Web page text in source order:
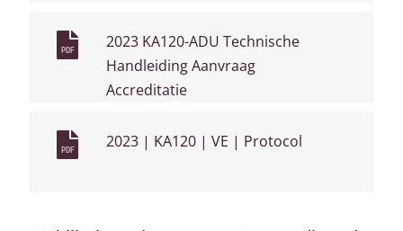
PDF
2023 KA120-ADU Technische
Handleiding Aanvraag
Accreditatie
PDF 2023 | KA120 | VE | Protocol